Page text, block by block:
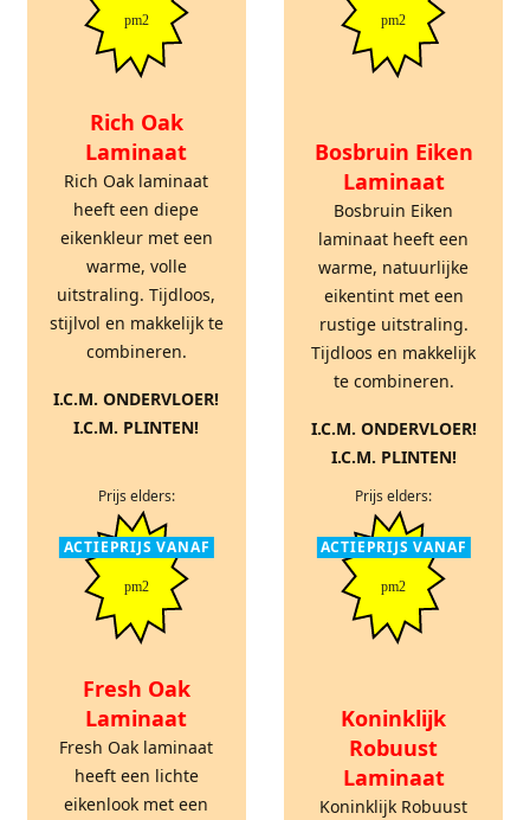
pm2 pm2
Rich Oak
Laminaat
Rich Oak laminaat
heeft een diepe
eikenkleur met een
warme, volle
uitstraling. Tijdloos,
stijlvol en makkelijk te
combineren.
I.C.M. ONDERVLOER!
I.C.M. PLINTEN!
Prijs elders:
ACTIEPRIJS VANAF
pm2
Bosbruin Eiken
Laminaat
Bosbruin Eiken
laminaat heeft een
warme, natuurlijke
eikentint met een
rustige uitstraling.
Tijdloos en makkelijk
te combineren.
I.C.M. ONDERVLOER!
I.C.M. PLINTEN!
Prijs elders:
ACTIEPRIJS VANAF
pm2
Fresh Oak
Laminaat
Fresh Oak laminaat
heeft een lichte
eikenlook met een
Koninklijk
Robuust
Laminaat
Koninklijk Robuust